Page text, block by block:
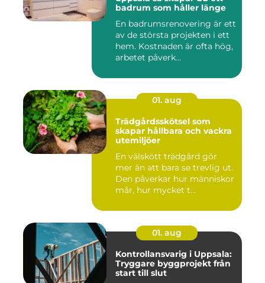
badrum som håller länge
En badrumsrenovering är ett
av de största projekten i ett
hem. Kostnaden är ofta hög,
arbetet påverk...
01. aug
Trädgårdsskötsel som
skapar hållbara och vackra
utemiljöer
En välskött trädgård gör
mer än att bara se trevlig ut.
Den påverkar hur människor
mår, hur mycket t...
01. aug
Kontrollansvarig i Uppsala:
Tryggare byggprojekt från
start till slut